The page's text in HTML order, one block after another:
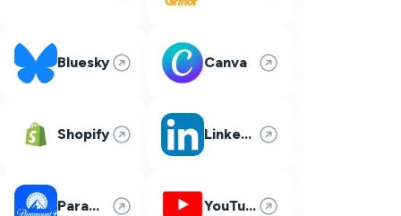
Bluesky Canva
Shopify LinkedIn
Paramount Plus YouTube TV